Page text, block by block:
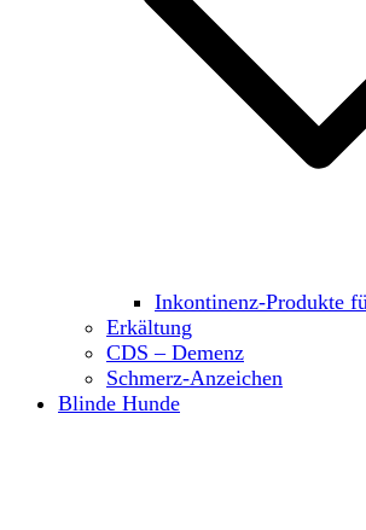
Inkontinenz-Produkte
Erkältung
CDS – Demenz
Schmerz-Anzeichen
Blinde Hunde